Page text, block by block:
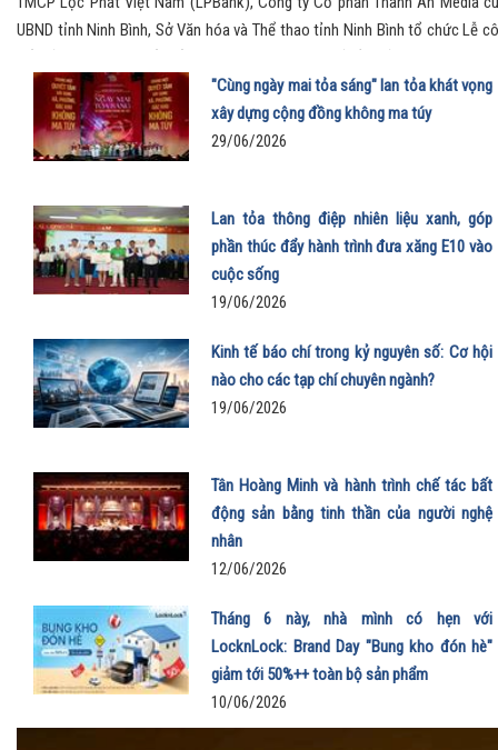
UBND tỉnh Ninh Bình, Sở Văn hóa và Thể thao tỉnh Ninh Bình tổ chức Lễ
Qua miền Di sản”.
"Cùng ngày mai tỏa sáng" lan tỏa khát vọng
xây dựng cộng đồng không ma túy
29/06/2026
Lan tỏa thông điệp nhiên liệu xanh, góp
phần thúc đẩy hành trình đưa xăng E10 vào
cuộc sống
19/06/2026
Kinh tế báo chí trong kỷ nguyên số: Cơ hội
nào cho các tạp chí chuyên ngành?
19/06/2026
Tân Hoàng Minh và hành trình chế tác bất
động sản bằng tinh thần của người nghệ
nhân
12/06/2026
Tháng 6 này, nhà mình có hẹn với
LocknLock: Brand Day "Bung kho đón hè"
giảm tới 50%++ toàn bộ sản phẩm
10/06/2026